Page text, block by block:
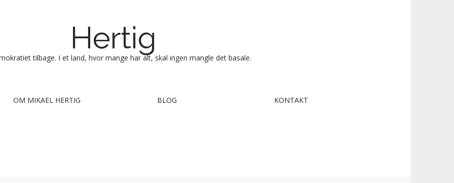
Hertig
tilbage. I et land, hvor mange har alt, skal ingen mangle det basale.
OM MIKAEL HERTIG BLOG KONTAKT